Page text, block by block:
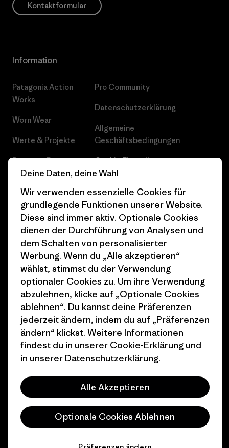
Kontaktformular
Information
Patagonia Action
Works
Worn Wear
Werte & Projekte
Progress Report
Business Unusual
Klimaziele
1% For The Planet
Wie wir finanzieren
Geschenkgutscheine
Stores in deiner Nähe
Pro Community
Datenschutzerklärung
Allgemeine
Geschäftsbedingungen
Cookie Einstellungen
Pressekontakt
Industry program
Affiliate-Programm
Patagonia Schweiz
Seitenverzeichnis
© 2026 Patagonia, Inc. All Rights Reserved.
Deutsch
Deine Daten, deine Wahl
Wir verwenden essenzielle Cookies für
grundlegende Funktionen unserer Website.
Diese sind immer aktiv. Optionale Cookies
dienen der Durchführung von Analysen und
dem Schalten von personalisierter
Werbung. Wenn du „Alle akzeptieren“
wählst, stimmst du der Verwendung
optionaler Cookies zu. Um ihre Verwendung
abzulehnen, klicke auf „Optionale Cookies
ablehnen“. Du kannst deine Präferenzen
jederzeit ändern, indem du auf „Präferenzen
ändern“ klickst. Weitere Informationen
findest du in unserer Cookie-Erklärung und
in unserer Datenschutzerklärung.
Alle Akzeptieren
Optionale Cookies Ablehnen